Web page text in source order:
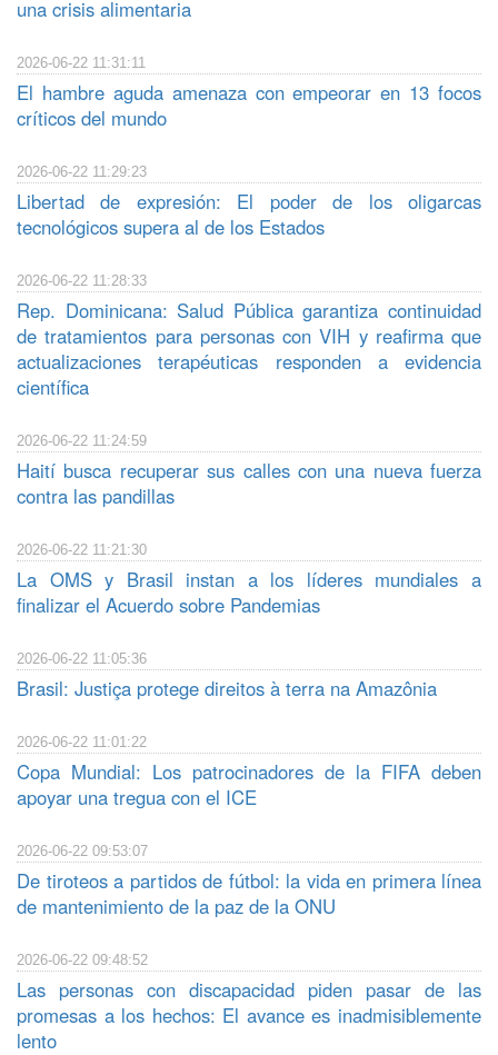
una crisis alimentaria
2026-06-22 11:31:11
El hambre aguda amenaza con empeorar en 13 focos
críticos del mundo
2026-06-22 11:29:23
Libertad de expresión: El poder de los oligarcas
tecnológicos supera al de los Estados
2026-06-22 11:28:33
Rep. Dominicana: Salud Pública garantiza continuidad
de tratamientos para personas con VIH y reafirma que
actualizaciones terapéuticas responden a evidencia
científica
2026-06-22 11:24:59
Haití busca recuperar sus calles con una nueva fuerza
contra las pandillas
2026-06-22 11:21:30
La OMS y Brasil instan a los líderes mundiales a
finalizar el Acuerdo sobre Pandemias
2026-06-22 11:05:36
Brasil: Justiça protege direitos à terra na Amazônia
2026-06-22 11:01:22
Copa Mundial: Los patrocinadores de la FIFA deben
apoyar una tregua con el ICE
2026-06-22 09:53:07
De tiroteos a partidos de fútbol: la vida en primera línea
de mantenimiento de la paz de la ONU
2026-06-22 09:48:52
Las personas con discapacidad piden pasar de las
promesas a los hechos: El avance es inadmisiblemente
lento